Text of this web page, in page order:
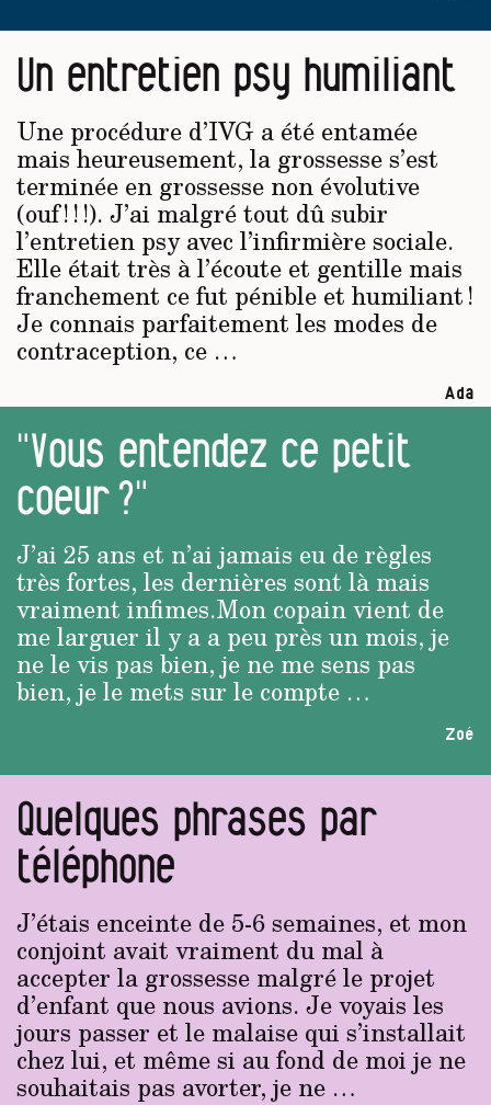
Un entretien psy humiliant
Une procédure d’IVG a été entamée
mais heureusement, la grossesse s’est
terminée en grossesse non évolutive
(ouf ! ! !). J’ai malgré tout dû subir
l’entretien psy avec l’infirmière sociale.
Elle était très à l’écoute et gentille mais
franchement ce fut pénible et humiliant !
Je connais parfaitement les modes de
contraception, ce …
Ada
"Vous entendez ce petit
coeur ?"
J’ai 25 ans et n’ai jamais eu de règles
très fortes, les dernières sont là mais
vraiment infimes.Mon copain vient de
me larguer il y a a peu près un mois, je
ne le vis pas bien, je ne me sens pas
bien, je le mets sur le compte …
Zoé
Quelques phrases par
téléphone
J’étais enceinte de 5-6 semaines, et mon
conjoint avait vraiment du mal à
accepter la grossesse malgré le projet
d’enfant que nous avions. Je voyais les
jours passer et le malaise qui s’installait
chez lui, et même si au fond de moi je ne
souhaitais pas avorter, je ne …